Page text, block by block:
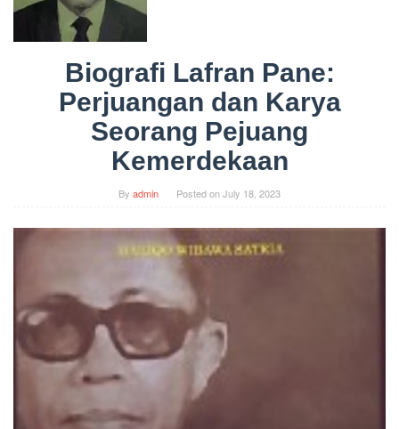
Biografi Lafran Pane:
Perjuangan dan Karya
Seorang Pejuang
Kemerdekaan
By admin Posted onJuly 18, 2023